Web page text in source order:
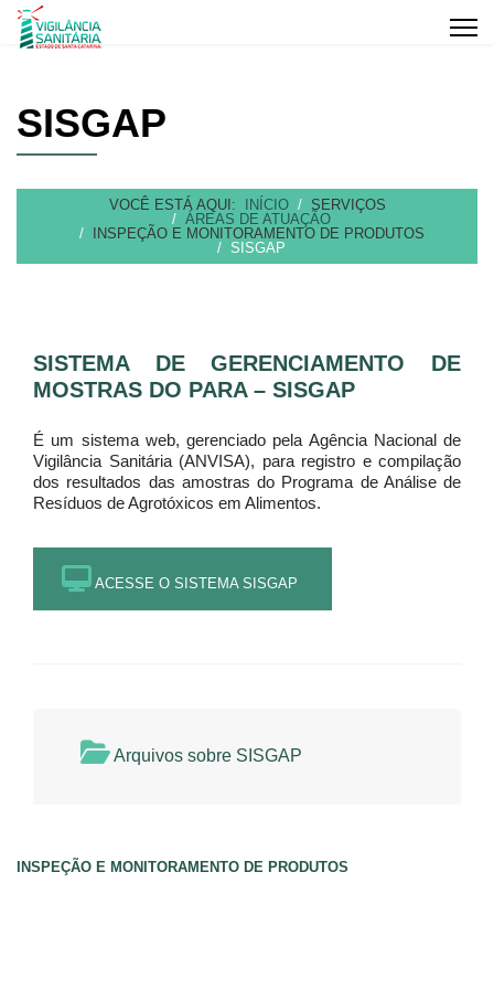
SISGAP
VOCÊ ESTÁ AQUI: INÍCIO
SERVIÇOS
ÁREAS DE ATUAÇÃO
INSPEÇÃO E MONITORAMENTO DE PRODUTOS
SISGAP
SISTEMA DE GERENCIAMENTO DE
MOSTRAS DO PARA – SISGAP
É um sistema web, gerenciado pela Agência Nacional de
Vigilância Sanitária (ANVISA), para registro e compilação
dos resultados das amostras do Programa de Análise de
Resíduos de Agrotóxicos em Alimentos.
ACESSE O SISTEMA SISGAP
Arquivos sobre SISGAP
INSPEÇÃO E MONITORAMENTO DE PRODUTOS